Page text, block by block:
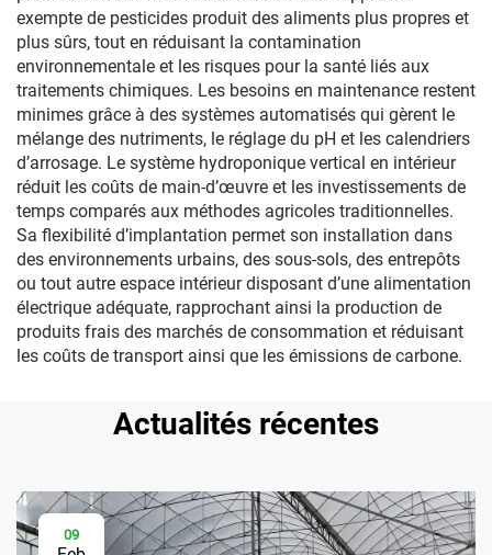
exempte de pesticides produit des aliments plus propres et
plus sûrs, tout en réduisant la contamination
environnementale et les risques pour la santé liés aux
traitements chimiques. Les besoins en maintenance restent
minimes grâce à des systèmes automatisés qui gèrent le
mélange des nutriments, le réglage du pH et les calendriers
d’arrosage. Le système hydroponique vertical en intérieur
réduit les coûts de main-d’œuvre et les investissements de
temps comparés aux méthodes agricoles traditionnelles.
Sa flexibilité d’implantation permet son installation dans
des environnements urbains, des sous-sols, des entrepôts
ou tout autre espace intérieur disposant d’une alimentation
électrique adéquate, rapprochant ainsi la production de
produits frais des marchés de consommation et réduisant
les coûts de transport ainsi que les émissions de carbone.
Actualités récentes
09